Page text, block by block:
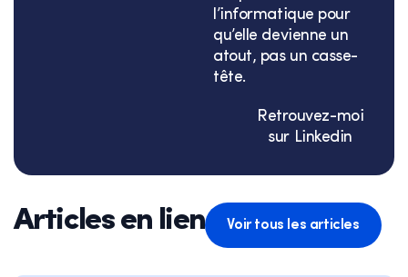
l’informatique pour
qu’elle devienne un
atout, pas un casse-
tête.
Retrouvez-moi
sur Linkedin
Articles en lien Voir tous les articles